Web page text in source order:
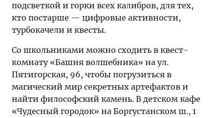
подсветкой и горки всех калибров, для тех,
кто постарше — цифровые активности,
турбокачели и квесты.
Со школьниками можно сходить в квест-
комнату «Башня волшебника» на ул.
Пятигорская, 96, чтобы погрузиться в
магический мир секретных артефактов и
найти философский камень. В детском кафе
«Чудесный городок» на Боргустанском ш., 1